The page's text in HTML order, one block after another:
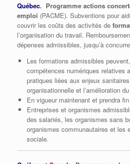
Québec. Programme actions
emploi (PACME). Subventions pour
couvrir les coûts des activités de
l’organisation du travail.
dépenses admissibles, jusqu’à
Les formations admissibles
compétences numériques relatives
pratiques liées aux enjeux
organisationnelle et l’amélioration
En vigueur maintenant et prendra
Entreprises et organismes
des salariés, les organismes sans
organismes communautaires et les
sociale.